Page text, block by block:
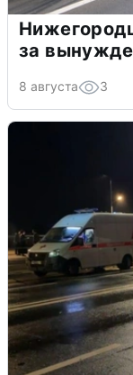
за
8 августа 3